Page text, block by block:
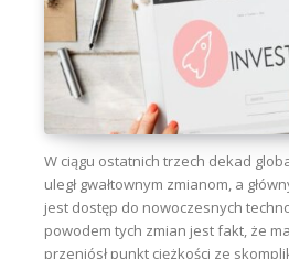
W ciągu ostatnich trzech dekad
uległ gwałtownym zmianom, a
jest dostęp do nowoczesnych
powodem tych zmian jest fakt, że
przeniósł punkt ciężkości ze